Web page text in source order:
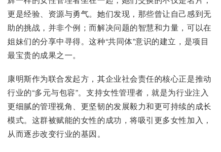
更是经验、资源与勇气。她们发现，那些曾让自己感到无
助的挑战，并非个例；而解决问题的智慧和力量，可以在
姐妹们的分享中寻得。这种“共同体”意识的建立，是项目
最宝贵的成果之一。
康明斯作为联合发起方，其企业社会责任的核心正是推动
行业的“多元与包容”。支持女性管理者，就是为行业注入
更细腻的管理视角、更坚韧的发展毅力和更可持续的成长
模式。这群被赋能的女性的成功，将吸引更多女性加入，
从而逐步改变行业的基因。